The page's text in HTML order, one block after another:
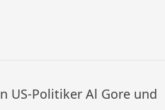
US-Politiker Al Gore und